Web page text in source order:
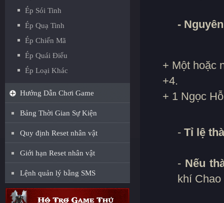
Ép Sói Tinh
Ép Quạ Tinh
Ép Chiến Mã
Ép Quái Điểu
Ép Loại Khác
Hướng Dẫn Chơi Game
Bảng Thời Gian Sự Kiện
Quy định Reset nhân vật
Giới hạn Reset nhân vật
Lệnh quản lý bằng SMS
-
+ Một hoặc
+4.
+ 1 Ngọc
- Tỉ lệ
- Nếu
khí